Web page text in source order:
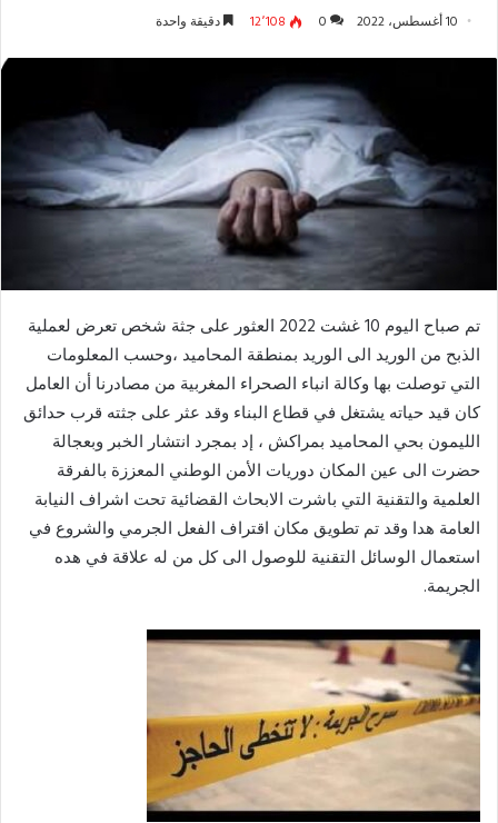
10 أغسطس، 2022 0 12٬108 دقيقة واحدة
تم صباح اليوم 10 غشت 2022 العثور على جثة شخص تعرض لعملية
الذبح من الوريد الى الوريد بمنطقة المحاميد ،وحسب المعلومات
التي توصلت بها وكالة انباء الصحراء المغربية من مصادرنا أن العامل
كان قيد حياته يشتغل في قطاع البناء وقد عثر على جثته قرب حدائق
الليمون بحي المحاميد بمراكش ، إد بمجرد انتشار الخبر وبعجالة
حضرت الى عين المكان دوريات الأمن الوطني المعززة بالفرقة
العلمية والتقنية التي باشرت الابحاث القضائية تحت اشراف النيابة
العامة هدا وقد تم تطويق مكان اقتراف الفعل الجرمي والشروع في
استعمال الوسائل التقنية للوصول الى كل من له علاقة في هده
الجريمة.